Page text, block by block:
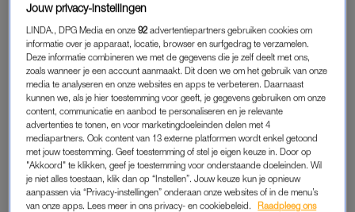
Trigger warning: dit artikel beschrijft handelingen van seksueel
misbruik.
BENAUWDHEIDSKLACHTEN
Het slachtoffer kreeg in de nacht van 9 op 10 februari 2025
last van benauwdheidsklachten. Ze belde 112 voor hulp en
werd doorverbonden met dehuisartsenpost, waar S. haar aan
de telefoon kreeg.
Nadat zijn nachtdienst de volgende ochtend was geëindigd,
Jouw privacy-instellingen
LINDA., DPG Media en onze92 advertentiepartners gebruiken cookies om
informatie over je apparaat, locatie, browser en surfgedrag te verzamelen.
Deze informatie combineren we met de gegevens die je zelf deelt met ons,
zoals wanneer je een account aanmaakt. Dit doen we om het gebruik van onze
media te analyseren en onze websites en apps te verbeteren. Daarnaast
kunnen we, als je hier toestemming voor geeft, je gegevens gebruiken om onze
content, communicatie en aanbod te personaliseren en je relevante
advertenties te tonen, en voor marketingdoeleinden delen met 4
mediapartners. Ook content van 13 externe platformen wordt enkel getoond
met jouw toestemming. Geef toestemming of stel je eigen keuze in. Door op
"Akkoord" te klikken, geef je toestemming voor onderstaande doeleinden. Wil
je niet alles toestaan, klik dan op “Instellen”. Jouw keuze kun je opnieuw
aanpassen via “Privacy-instellingen” onderaan onze websites of in de menu’s
van onze apps. Lees meer in ons privacy- en cookiebeleid.
Raadpleeg ons